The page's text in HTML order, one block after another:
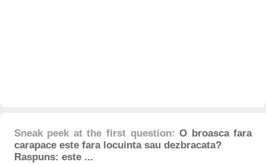
Sneak peek at the first question:O broasca fara
carapace este fara locuinta sau dezbracata?
Raspuns: este ...